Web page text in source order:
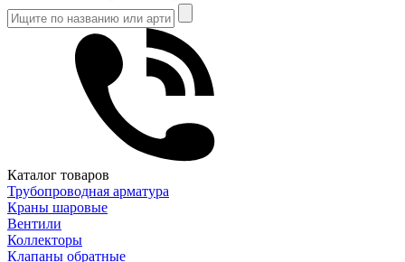
Каталог товаров
Трубопроводная арматура
Краны шаровые
Вентили
Коллекторы
Клапаны обратные